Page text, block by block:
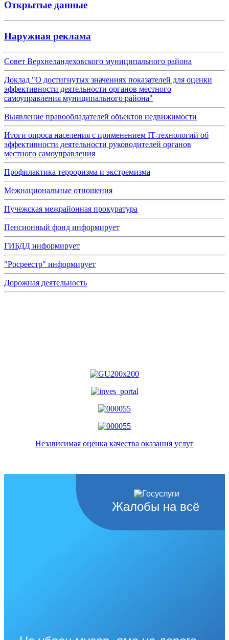
Открытые данные
Наружная реклама
Совет Верхнеландеховского муниципального района
Доклад "О достигнутых значениях показателей для оценки
эффективности деятельности органов местного
самоуправления муниципального района"
Выявление правообладателей объектов недвижимости
Итоги опроса населения с применением IT-технологий об
эффективности деятельности руководителей органов
местного самоуправления
Профилактика терроризма и экстремизма
Межнациональные отношения
Пучежская межрайонная прокуратура
Пенсионный фонд информирует
ГИБДД информирует
"Росреестр" информирует
Дорожная деятельность
Независимая оценка качества оказания услуг
Жалобы на всё